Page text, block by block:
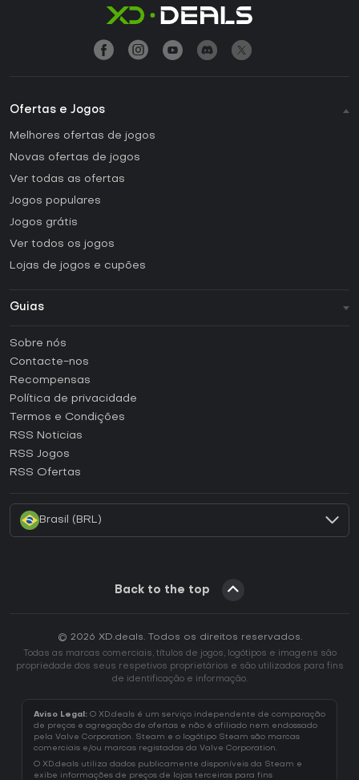
Ofertas e Jogos
Melhores ofertas de jogos
Novas ofertas de jogos
Ver todas as ofertas
Jogos populares
Jogos grátis
Ver todos os jogos
Lojas de jogos e cupões
Guias
Como ativar uma CD Key Steam?
Como ativar uma CD Key Epic Games?
Como ativar uma CD Key GOG?
Como ativar uma CD Key Ubisoft Connect?
Sobre nós
Contacte-nos
Recompensas
Política de privacidade
Termos e Condições
RSS Noticias
RSS Jogos
RSS Ofertas
Brasil (BRL)
Back to the top
© 2026 XD.deals. Todos os direitos reservados.
Todas as marcas comerciais, títulos de jogos, logótipos e imagens são
propriedade dos seus respetivos proprietários e são utilizados para fins
de identificação e informação.
Aviso Legal: O XD.deals é um serviço independente de comparação
de preços e agregação de ofertas e não é afiliado nem endossado
pela Valve Corporation. Steam e o logótipo Steam são marcas
comerciais e/ou marcas registadas da Valve Corporation.
O XD.deals utiliza dados publicamente disponíveis da Steam e
exibe informações de preços de lojas terceiras para fins